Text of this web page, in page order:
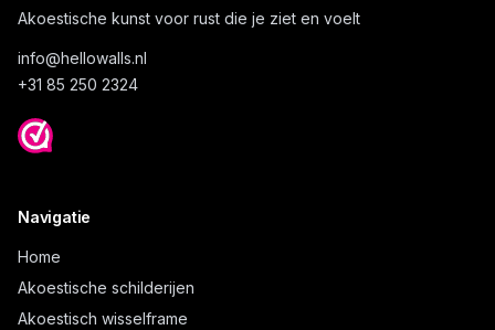
Akoestische kunst voor rust die je ziet en voelt
info@hellowalls.nl
+31 85 250 2324
Navigatie
Home
Akoestische schilderijen
Akoestisch wisselframe